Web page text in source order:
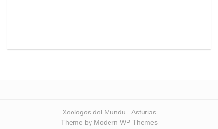
Xeologos del Mundu - Asturias
Theme by Modern WP Themes